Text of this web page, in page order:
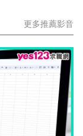
更多推薦影音